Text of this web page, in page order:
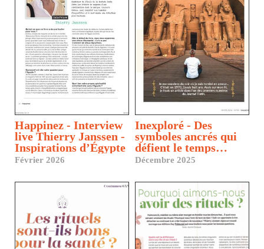
Happinez - Interview
live Thierry Janssen -
Inspirations d’Égypte
Février 2026
Inexploré - Des
symboles ancrés qui
défient le temps…
Décembre 2025